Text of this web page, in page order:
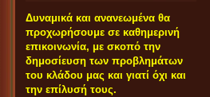
Δυναμικά και ανανεωμένα θα
προχωρήσουμε σε καθημερινή
επικοινωνία, με σκοπό την
δημοσίευση των προβλημάτων
του κλάδου μας και γιατί όχι και
την επίλυσή τους.